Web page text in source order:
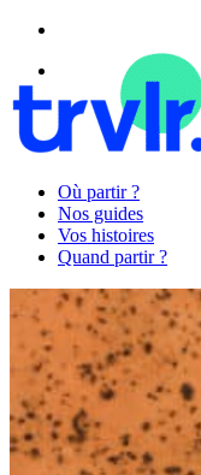
Où partir ?
Nos guides
Vos histoires
Quand partir ?